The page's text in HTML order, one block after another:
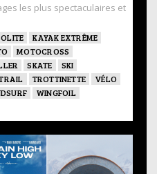
les plus spectaculaires et
KAYAK EXTRÊME
MOTOCROSS
SKATE
SKI
TROTTINETTE
VÉLO
WINGFOIL